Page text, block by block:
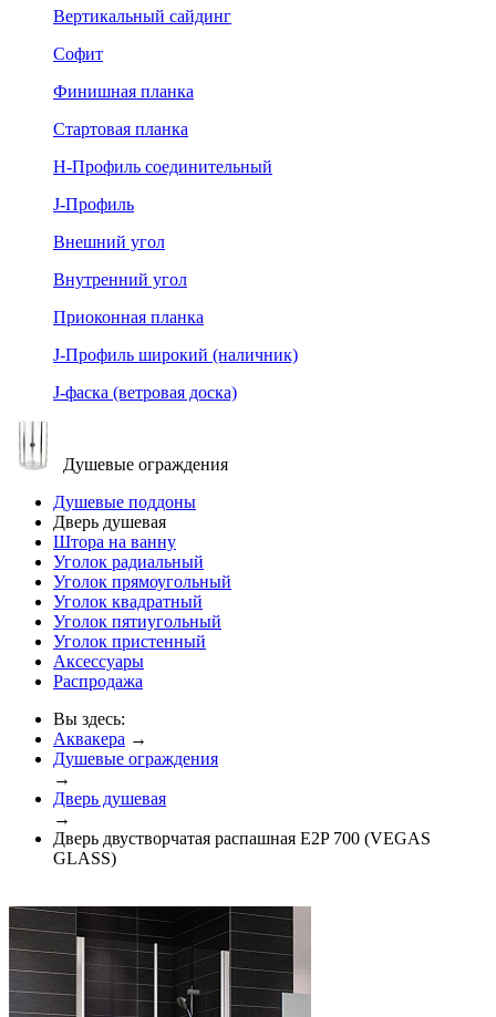
Вертикальный сайдинг
Софит
Финишная планка
Стартовая планка
Н-Профиль соединительный
J-Профиль
Внешний угол
Внутренний угол
Приоконная планка
J-Профиль широкий (наличник)
J-фаска (ветровая доска)
Душевые ограждения
Душевые поддоны
Дверь душевая
Штора на ванну
Уголок радиальный
Уголок прямоугольный
Уголок квадратный
Уголок пятиугольный
Уголок пристенный
Аксессуары
Распродажа
Вы здесь:
Аквакера →
Душевые ограждения
→
Дверь душевая
→
Дверь двустворчатая распашная E2P 700 (VEGAS
GLASS)